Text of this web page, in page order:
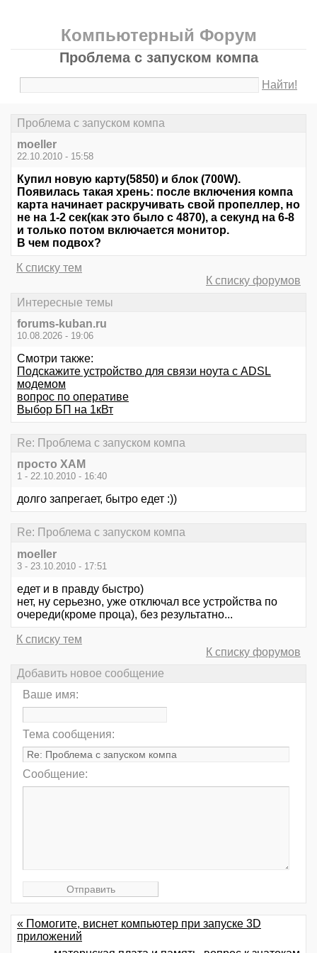
Компьютерный Форум
Проблема с запуском компа
Найти!
Проблема с запуском компа
moeller
22.10.2010 - 15:58
Купил новую карту(5850) и блок (700W).
Появилась такая хрень: после включения компа
карта начинает раскручивать свой пропеллер, но
не на 1-2 сек(как это было с 4870), а секунд на 6-8
и только потом включается монитор.
В чем подвох?
К списку тем
К списку форумов
Интересные темы
forums-kuban.ru
10.08.2026 - 19:06
Смотри также:
Подскажите устройство для связи ноута с ADSL
модемом
вопрос по оперативе
Выбор БП на 1кВт
Re: Проблема с запуском компа
просто ХАМ
1 - 22.10.2010 - 16:40
долго запрегает, бытро едет :))
Re: Проблема с запуском компа
moeller
3 - 23.10.2010 - 17:51
едет и в правду быстро)
нет, ну серьезно, уже отключал все устройства по
очереди(кроме проца), без результатно...
К списку тем
К списку форумов
Добавить новое сообщение
Ваше имя:
Тема сообщения:
Сообщение:
« Помогите, виснет компьютер при запуске 3D
приложений